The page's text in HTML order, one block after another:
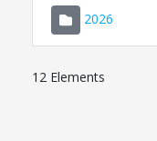
2026
12 Elements